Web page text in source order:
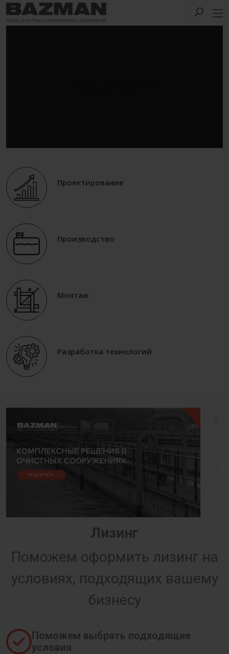
Проектирование
Производство
Монтаж
Разработка технологий
Лизинг
Поможем оформить лизинг на
условиях, подходящих вашему
бизнесу
Поможем выбрать подходящие
условия